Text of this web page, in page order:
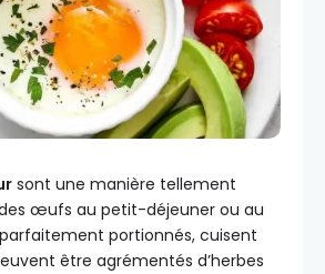
sont une manière tellement
œufs au petit-déjeuner ou au
portionnés, cuisent
être agrémentés d’herbes